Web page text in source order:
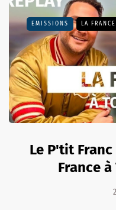
EMISSIONS LA
Le P'tit
France